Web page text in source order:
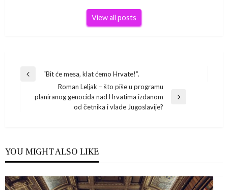
View all posts
Navigacija
objava
Previous
“Bit će mesa, klat ćemo Hrvate!”.
Next
Roman Leljak – što piše u programu
planiranog genocida nad Hrvatima izdanom
od četnika i vlade Jugoslavije?
YOU MIGHT ALSO LIKE